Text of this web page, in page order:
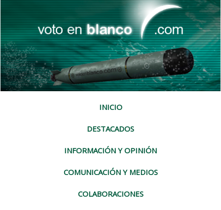
INICIO
DESTACADOS
INFORMACIÓN Y OPINIÓN
COMUNICACIÓN Y MEDIOS
COLABORACIONES